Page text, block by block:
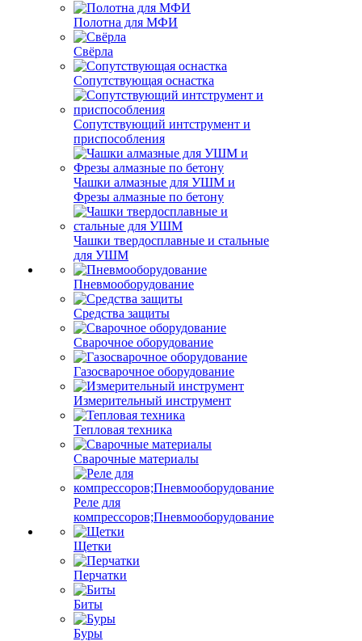
Полотна для МФИ
Свёрла
Сопутствующая оснастка
Сопутствующий интструмент и
приспособления
Чашки алмазные для УШМ и
Фрезы алмазные по бетону
Чашки твердосплавные и стальные
для УШМ
Пневмооборудование
Средства защиты
Сварочное оборудование
Газосварочное оборудование
Измерительный инструмент
Тепловая техника
Сварочные материалы
Реле для
компрессоров;Пневмооборудование
Щетки
Перчатки
Биты
Буры